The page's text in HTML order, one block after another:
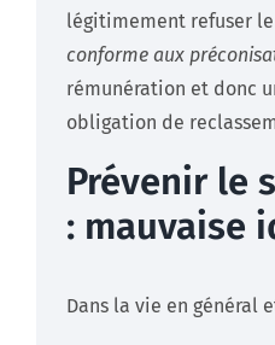
légitimement refuser le
conforme aux
rémunération et donc
obligation de
Prévenir le
: mauvaise
Dans la vie en général